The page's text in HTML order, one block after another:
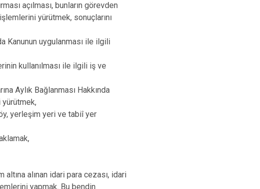
açılması, bunların görevden
yürütmek, sonuçlarını
Kanunun uygulanması ile ilgili
kullanılması ile ilgili iş ve
Aylık Bağlanması Hakkında
yerleşim yeri ve tabiî yer
alınan idari para cezası, idari
yapmak. Bu bendin